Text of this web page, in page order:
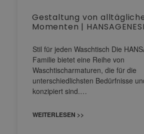
Gestaltung von
Momenten |
Stil für jeden Waschtisch Die
Familie bietet eine Reihe von
Waschtischarmaturen, die für die
unterschiedlichsten Bedürfnisse
konzipiert sind.…
WEITERLESEN >>